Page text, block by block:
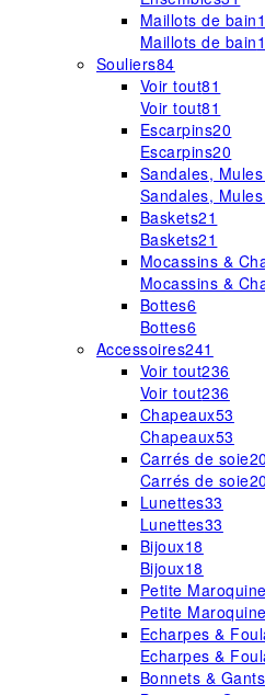
Maillots de bain
Maillots de bain
Souliers84
Voir tout81
Voir tout81
Escarpins20
Escarpins20
Sandales,
Sandales,
Baskets21
Baskets21
Mocassins &
Mocassins &
Bottes6
Bottes6
Accessoires241
Voir tout236
Voir tout236
Chapeaux53
Chapeaux53
Carrés de soie20
Carrés de soie20
Lunettes33
Lunettes33
Bijoux18
Bijoux18
Petite
Petite
Echarpes &
Echarpes &
Bonnets & Gants